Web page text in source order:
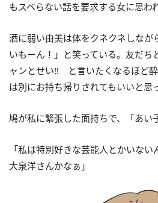
もスベらない話を要求する女に思わ
酒に弱い由美は体をクネクネしなが
いもーん！」と笑っている。友だち
ャンとせい!! と言いたくなるほど
は別にお持ち帰りされてもいいと思
鳩が私に緊張した面持ちで、「あい
「私は特別好きな芸能人とかいな
大泉洋さんかなぁ」